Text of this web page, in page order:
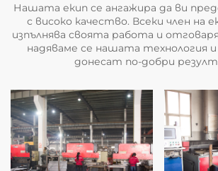
Нашата екип се ангажира да ви
с високо качество. Всеки член на
изпълнява своята работа и
надяваме се нашата технология
донесат по-добри